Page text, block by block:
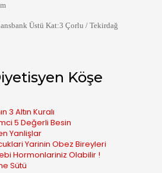
Üstü Kat:3 Çorlu / Tekirdağ
Köşe
3 Altın Kuralı
5 Değerli Besin
Yanlişlar
Yarinin Obez Bireyleri
Hormonlariniz Olabilir !
Sütü